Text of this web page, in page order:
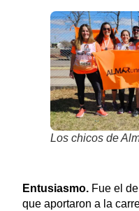
Los chicos de
Entusiasmo. Fue el
que aportaron a la